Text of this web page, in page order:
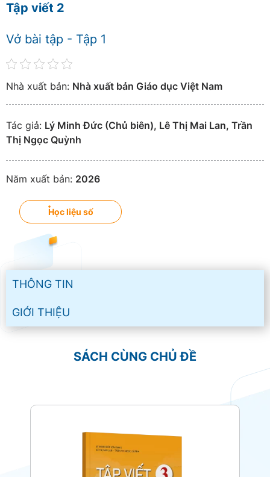
Tập viết 2
Vở bài tập - Tập 1
Nhà xuất bản: Nhà xuất bản Giáo dục Việt Nam
Tác giả: Lý Minh Đức (Chủ biên), Lê Thị Mai Lan, Trần
Thị Ngọc Quỳnh
Năm xuất bản: 2026
Học liệu số
THÔNG TIN
GIỚI THIỆU
SÁCH CÙNG CHỦ ĐỀ